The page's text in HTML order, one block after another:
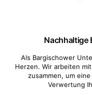
Nachhaltige
Als Bargischower
Herzen. Wir arbeiten
zusammen, um
Verwertung